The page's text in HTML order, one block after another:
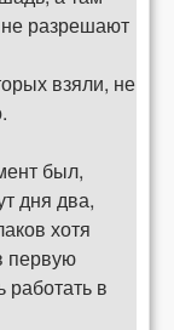
не разрешают
взяли, не
был,
дня два,
хотя
первую
в